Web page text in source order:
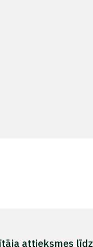
attieksmes līdz